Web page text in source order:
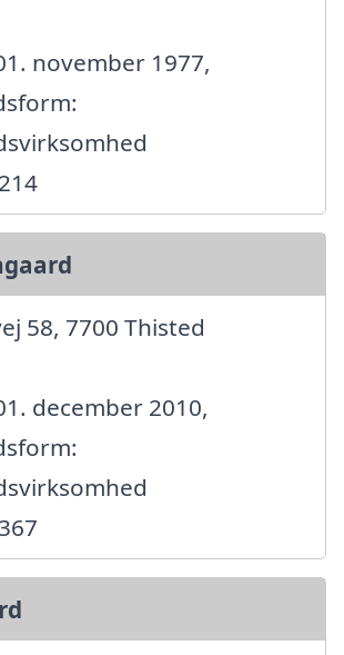
november 1977,
58, 7700 Thisted
december 2010,